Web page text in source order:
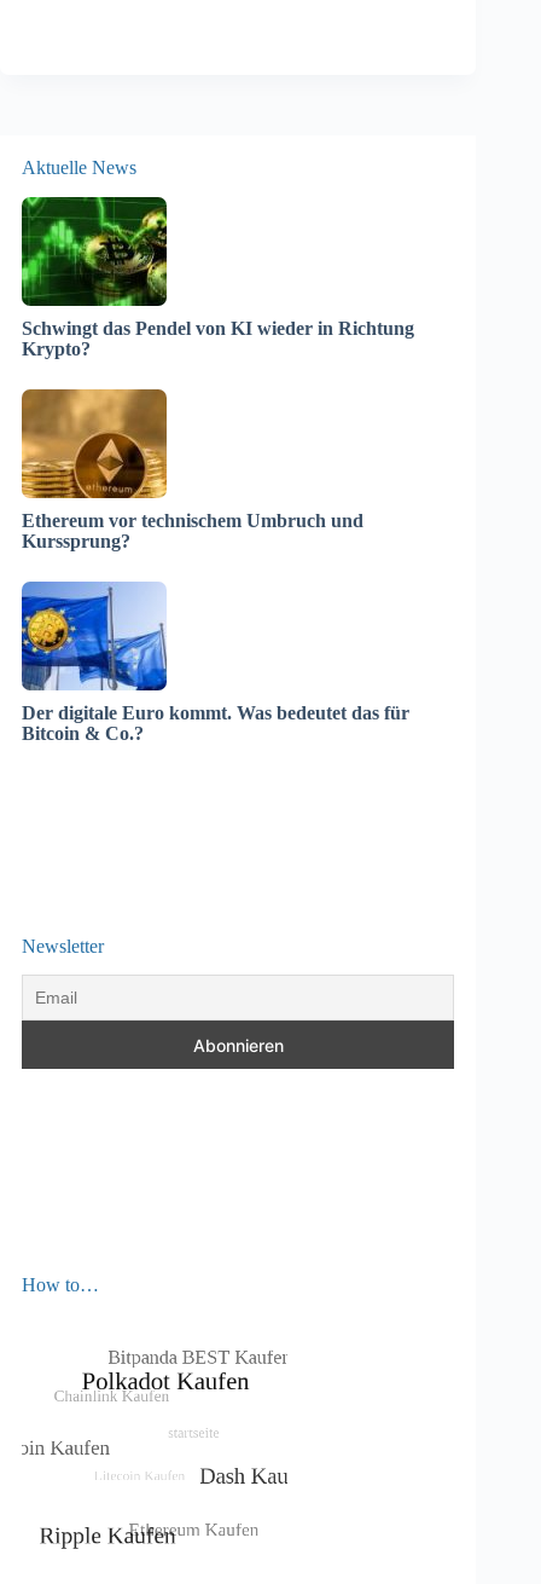
Aktuelle News
Schwingt das Pendel von KI wieder in Richtung
Krypto?
Ethereum vor technischem Umbruch und
Kurssprung?
Der digitale Euro kommt. Was bedeutet das für
Bitcoin & Co.?
Newsletter
How to…